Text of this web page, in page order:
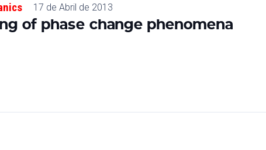
17 de Abril de 2013
of phase change phenomena